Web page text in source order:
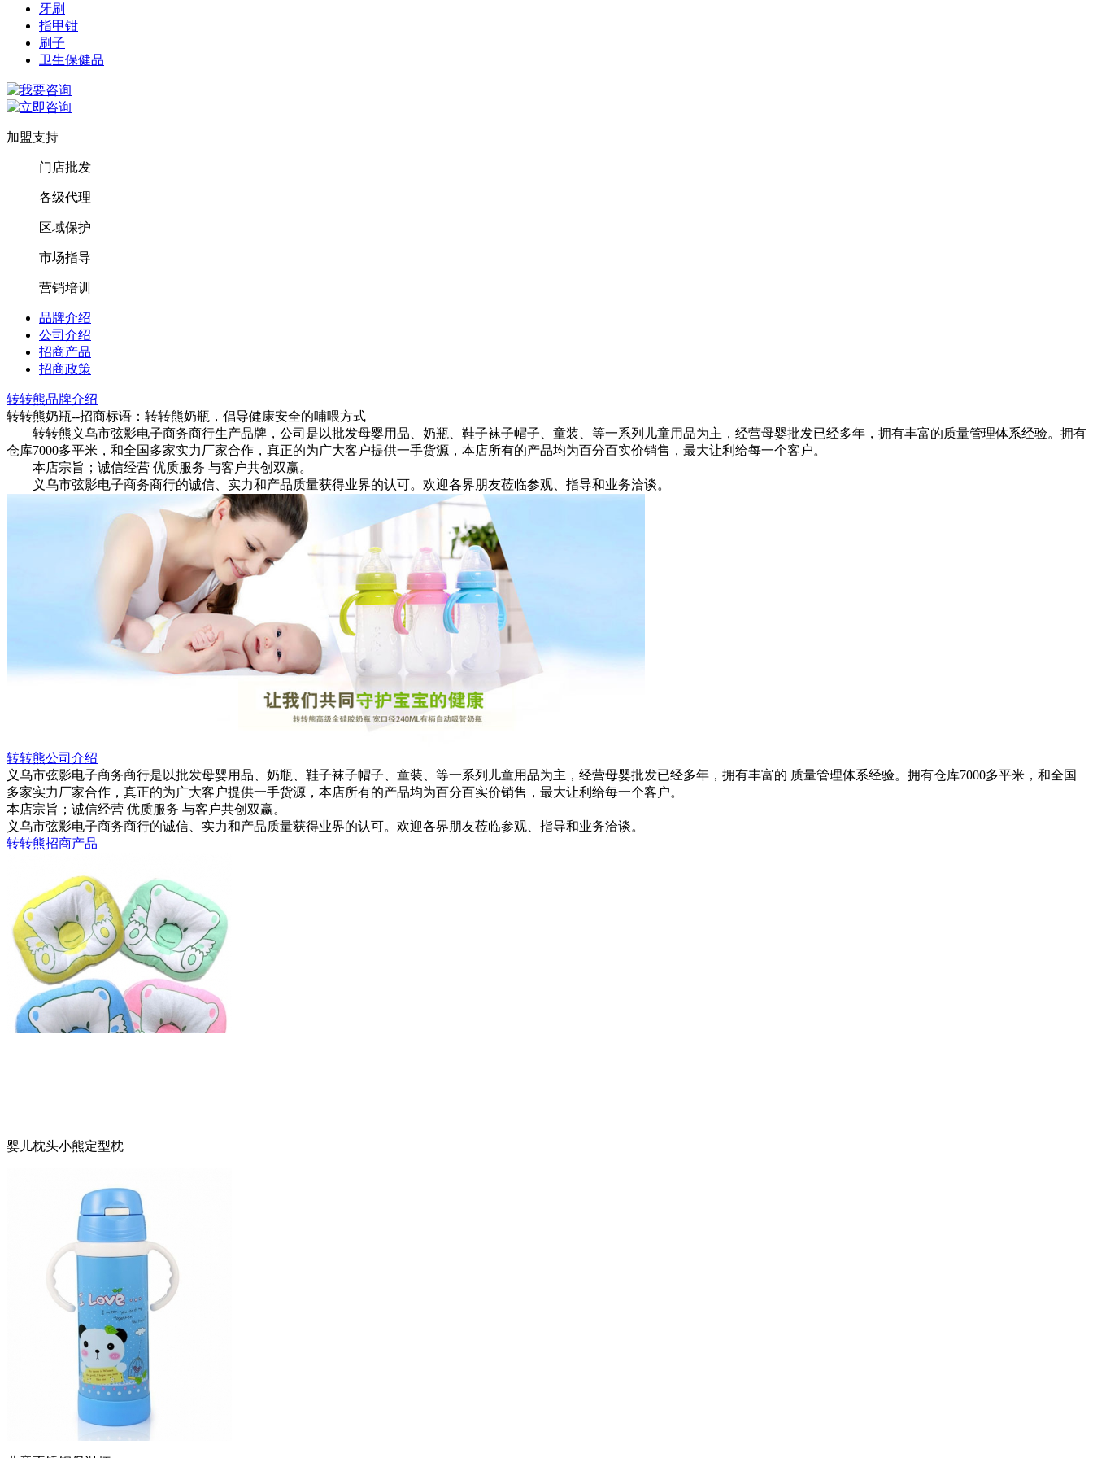
牙刷
指甲钳
刷子
卫生保健品
加盟支持
门店批发
各级代理
区域保护
市场指导
营销培训
品牌介绍
公司介绍
招商产品
招商政策
转转熊品牌介绍
转转熊奶瓶--招商标语： 转转熊奶瓶，倡导健康安全的哺喂方式
转转熊义乌市弦影电子商务商行生产品牌，公司是以批发母婴用品、奶瓶、鞋子袜子帽子、童装、等一系列儿童用品为主，经营母婴批发已经多年，拥有丰富的质量管理体系经验。拥有
仓库7000多平米，和全国多家实力厂家合作，真正的为广大客户提供一手货源，本店所有的产品均为百分百实价销售，最大让利给每一个客户。
本店宗旨；诚信经营 优质服务 与客户共创双赢。
义乌市弦影电子商务商行的诚信、实力和产品质量获得业界的认可。欢迎各界朋友莅临参观、指导和业务洽谈。
转转熊公司介绍
义乌市弦影电子商务商行是以批发母婴用品、奶瓶、鞋子袜子帽子、童装、等一系列儿童用品为主，经营母婴批发已经多年，拥有丰富的 质量管理体系经验。拥有仓库7000多平米，和全国
多家实力厂家合作，真正的为广大客户提供一手货源，本店所有的产品均为百分百实价销售，最大让利给每一个客户。
本店宗旨；诚信经营 优质服务 与客户共创双赢。
义乌市弦影电子商务商行的诚信、实力和产品质量获得业界的认可。欢迎各界朋友莅临参观、指导和业务洽谈。
转转熊招商产品
婴儿枕头小熊定型枕